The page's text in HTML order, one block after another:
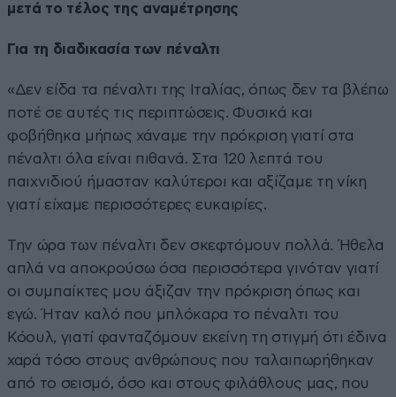
μετά το τέλος της αναμέτρησης
Για τη διαδικασία των πέναλτι
«Δεν είδα τα πέναλτι της Ιταλίας, όπως δεν τα βλέπω
ποτέ σε αυτές τις περιπτώσεις. Φυσικά και
φοβήθηκα μήπως χάναμε την πρόκριση γιατί στα
πέναλτι όλα είναι πιθανά. Στα 120 λεπτά του
παιχνιδιού ήμασταν καλύτεροι και αξίζαμε τη νίκη
γιατί είχαμε περισσότερες ευκαιρίες.
Την ώρα των πέναλτι δεν σκεφτόμουν πολλά. Ήθελα
απλά να αποκρούσω όσα περισσότερα γινόταν γιατί
οι συμπαίκτες μου άξιζαν την πρόκριση όπως και
εγώ. Ήταν καλό που μπλόκαρα το πέναλτι του
Κόουλ, γιατί φανταζόμουν εκείνη τη στιγμή ότι έδινα
χαρά τόσο στους ανθρώπους που ταλαιπωρήθηκαν
από το σεισμό, όσο και στους φιλάθλους μας, που